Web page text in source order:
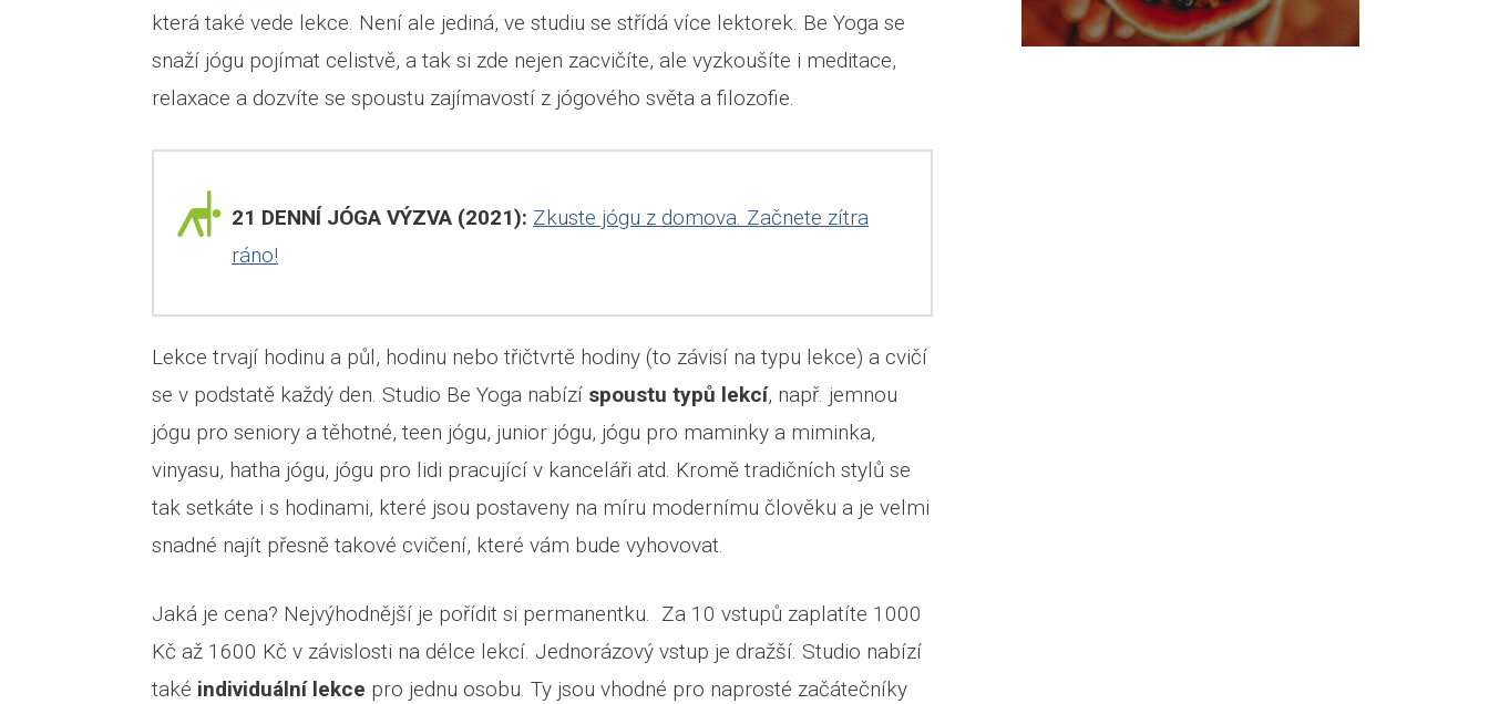
která také vede lekce. Není ale jediná, ve studiu se střídá více lektorek. Be Yoga se
snaží jógu pojímat celistvě, a tak si zde nejen zacvičíte, ale vyzkoušíte i meditace,
relaxace a dozvíte se spoustu zajímavostí z jógového světa a filozofie.
21 DENNÍ JÓGA VÝZVA (2021): Zkuste jógu z domova. Začnete zítra
ráno!
Lekce trvají hodinu a půl, hodinu nebo třičtvrtě hodiny (to závisí na typu lekce) a cvičí
se v podstatě každý den. Studio Be Yoga nabízí spoustu typů lekcí, např. jemnou
jógu pro seniory a těhotné, teen jógu, junior jógu, jógu pro maminky a miminka,
vinyasu, hatha jógu, jógu pro lidi pracující v kanceláři atd. Kromě tradičních stylů se
tak setkáte i s hodinami, které jsou postaveny na míru modernímu člověku a je velmi
snadné najít přesně takové cvičení, které vám bude vyhovovat.
Jaká je cena? Nejvýhodnější je pořídit si permanentku. Za 10 vstupů zaplatíte 1000
Kč až 1600 Kč v závislosti na délce lekcí. Jednorázový vstup je dražší. Studio nabízí
také individuální lekce pro jednu osobu. Ty jsou vhodné pro naprosté začátečníky